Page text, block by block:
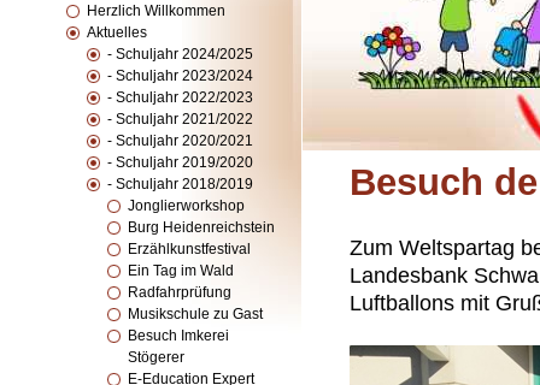
Herzlich Willkommen
Aktuelles
- Schuljahr 2024/2025
- Schuljahr 2023/2024
- Schuljahr 2022/2023
- Schuljahr 2021/2022
- Schuljahr 2020/2021
- Schuljahr 2019/2020
- Schuljahr 2018/2019
Jonglierworkshop
Burg Heidenreichstein
Erzählkunstfestival
Ein Tag im Wald
Radfahrprüfung
Musikschule zu Gast
Besuch Imkerei
Stögerer
E-Education Expert
Besuch
Zum Weltspartag
Landesbank
Luftballons mit